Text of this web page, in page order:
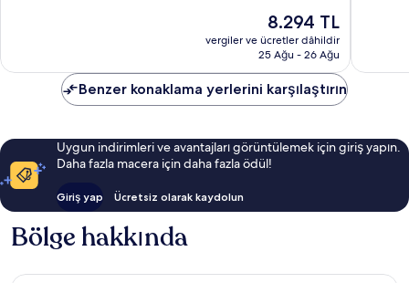
yorum
Güncel
fiyat:
8.294 TL
8.294 TL
vergiler ve ücretler dâhildir
25 Ağu - 26 Ağu
Benzer konaklama yerlerini karşılaştırın
Uygun indirimleri ve avantajları görüntülemek için giriş yapın.
Daha fazla macera için daha fazla ödül!
Giriş yap Ücretsiz olarak kaydolun
Bölge hakkında